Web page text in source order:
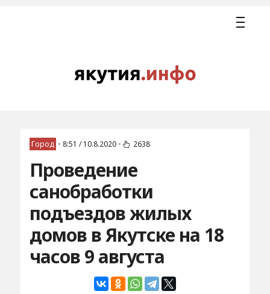
Город • 8:51 / 10.8.2020 • 2638
Проведение
санобработки
подъездов жилых
домов в Якутске на 18
часов 9 августа